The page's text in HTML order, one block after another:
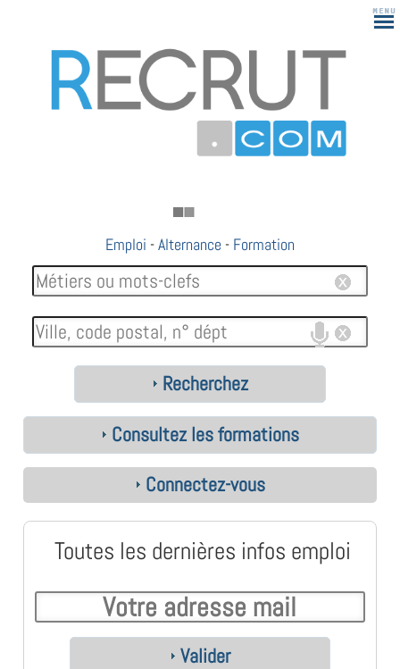
Emploi -Alternance - Formation
Recherchez
Consultez les formations
Connectez-vous
Toutes les dernières infos emploi
Valider